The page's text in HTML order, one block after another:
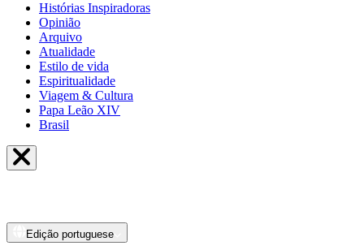
Histórias Inspiradoras
Opinião
Arquivo
Atualidade
Estilo de vida
Espiritualidade
Viagem & Cultura
Papa Leão XIV
Brasil
Edição portuguese